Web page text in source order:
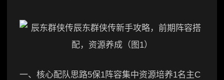
一、核心配队思路5保1阵容集中资源培养1名主C